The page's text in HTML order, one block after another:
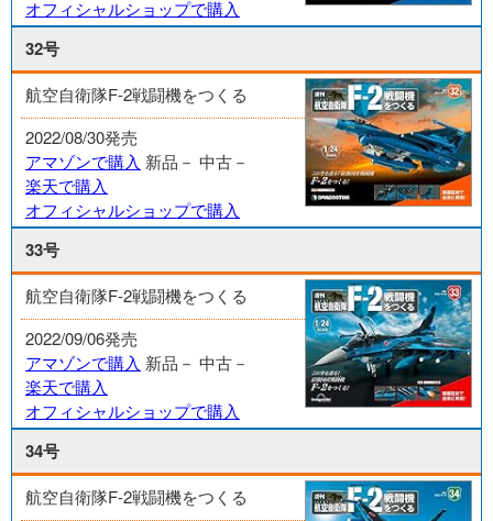
オフィシャルショップで購入
32号
航空自衛隊F-2戦闘機をつくる
2022/08/30発売
アマゾンで購入 新品－ 中古－
楽天で購入
オフィシャルショップで購入
33号
航空自衛隊F-2戦闘機をつくる
2022/09/06発売
アマゾンで購入 新品－ 中古－
楽天で購入
オフィシャルショップで購入
34号
航空自衛隊F-2戦闘機をつくる